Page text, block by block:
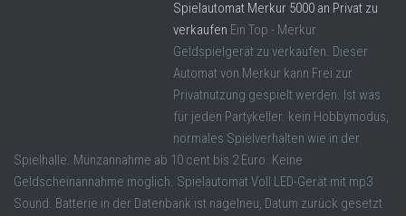
Spielautomat Merkur 5000 an Privat zu
verkaufen Ein Top - Merkur
Geldspielgerät zu verkaufen. Dieser
Automat von Merkur kann Frei zur
Privatnutzung gespielt werden. Ist was
für jeden Partykeller. kein Hobbymodus,
normales Spielverhalten wie in der
Spielhalle. Münzannahme ab 10 cent bis 2 Euro. Keine
Geldscheinannahme möglich. Spielautomat Voll LED-Gerät mit mp3
Sound. Batterie in der Datenbank ist nagelneu, Datum zurück gesetzt